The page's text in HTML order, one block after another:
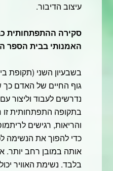
עיצוב הדיבור.
סקירה ההתפתחותית
האמנותי בבית הספר
בשבעיון השני (תקופת
גוף החיים של האדם כך
נדרשים לעבוד וליצור
בתקופה התפתחותית
והריאות, רגישים
כדי להפוך את הנשימה
אותה במובן רחב יותר.
בלבד. נשימת האוויר